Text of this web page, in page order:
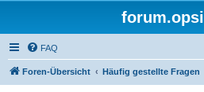
FAQ
Foren-Übersicht Häufig gestellte Fragen